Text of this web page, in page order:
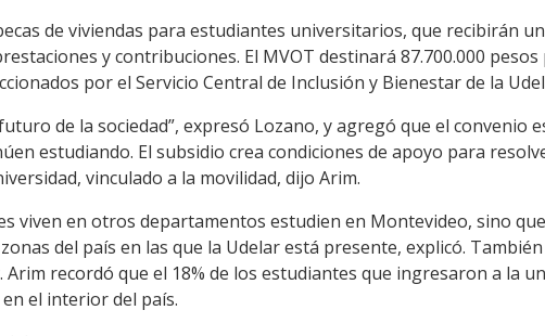
de viviendas para estudiantes universitarios, que recibirán
y contribuciones. El MVOT destinará 87.700.000
por el Servicio Central de Inclusión y Bienestar de la
de la sociedad”, expresó Lozano, y agregó que el convenio
estudiando. El subsidio crea condiciones de apoyo para
vinculado a la movilidad, dijo Arim.
viven en otros departamentos estudien en Montevideo, sino
del país en las que la Udelar está presente, explicó.
recordó que el 18% de los estudiantes que ingresaron a la
el interior del país.